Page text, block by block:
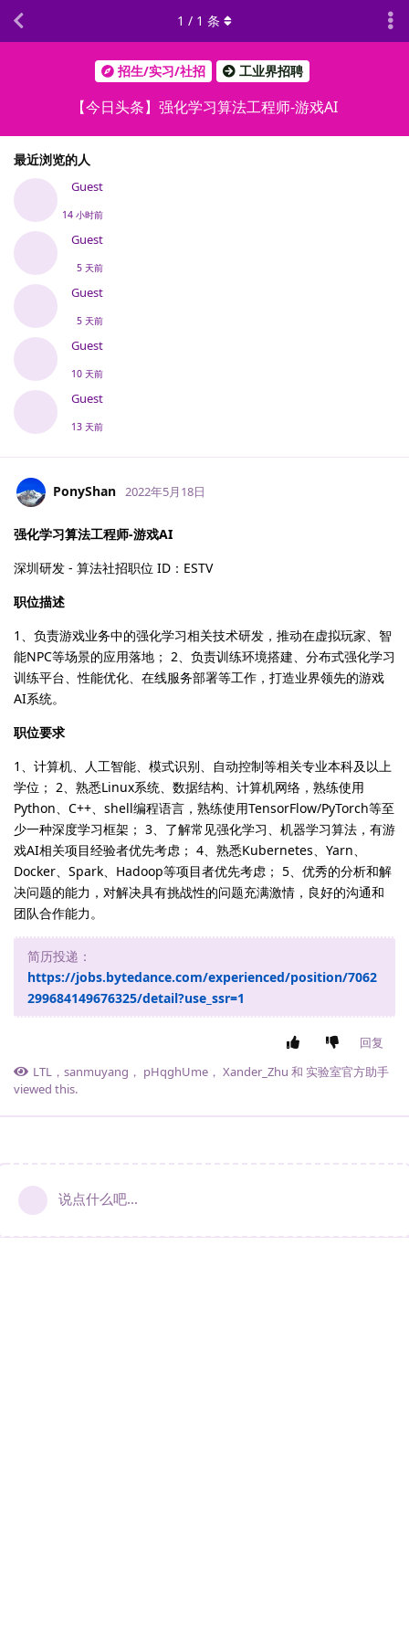
招生/实习/社招 工业界招聘
【今日头条】强化学习算法工程师-游戏AI
最近浏览的人
Guest
14 小时前
Guest
5 天前
Guest
5 天前
Guest
10 天前
Guest
13 天前
1 / 1 条
PonyShan 2022年5月18日
强化学习算法工程师-游戏AI
深圳研发 - 算法社招职位 ID：ESTV
职位描述
1、负责游戏业务中的强化学习相关技术研发，推动在虚拟玩家、智
能NPC等场景的应用落地； 2、负责训练环境搭建、分布式强化学习
训练平台、性能优化、在线服务部署等工作，打造业界领先的游戏
AI系统。
职位要求
1、计算机、人工智能、模式识别、自动控制等相关专业本科及以上
学位； 2、熟悉Linux系统、数据结构、计算机网络，熟练使用
Python、C++、shell编程语言，熟练使用TensorFlow/PyTorch等至
少一种深度学习框架； 3、了解常见强化学习、机器学习算法，有游
戏AI相关项目经验者优先考虑； 4、熟悉Kubernetes、Yarn、
Docker、Spark、Hadoop等项目者优先考虑； 5、优秀的分析和解
决问题的能力，对解决具有挑战性的问题充满激情，良好的沟通和
团队合作能力。
简历投递：
https://jobs.bytedance.com/experienced/position/7062
299684149676325/detail?use_ssr=1
回复
LTL ， sanmuyang ， pHqghUme ， Xander_Zhu 和 实验室官方助手
viewed this.
说点什么吧...